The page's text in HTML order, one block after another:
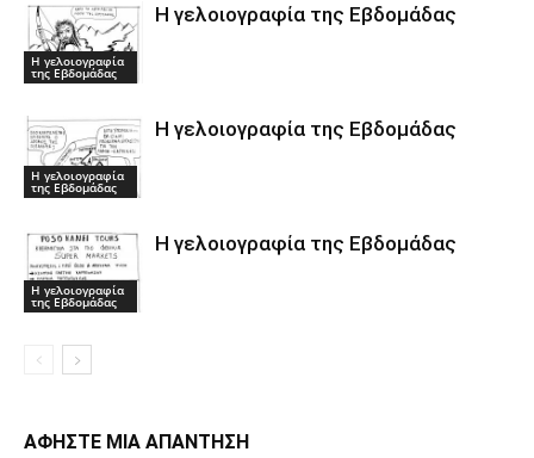
Η γελοιογραφία
της Εβδομάδας
Η γελοιογραφία της Εβδομάδας
Η γελοιογραφία
της Εβδομάδας
Η γελοιογραφία της Εβδομάδας
Η γελοιογραφία
της Εβδομάδας
Η γελοιογραφία της Εβδομάδας
ΑΦΗΣΤΕ ΜΙΑ ΑΠΑΝΤΗΣΗ